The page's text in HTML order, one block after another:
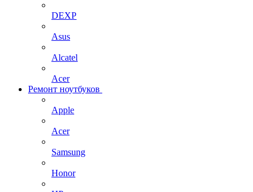
DEXP
Asus
Alcatel
Acer
Ремонт ноутбуков
Apple
Acer
Samsung
Honor